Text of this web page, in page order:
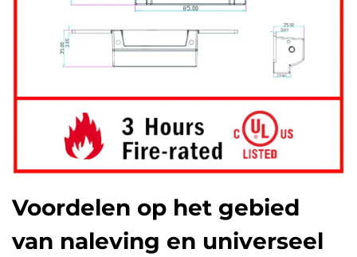
Voordelen op het gebied
van naleving en universeel